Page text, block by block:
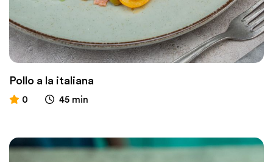
Pollo a la italiana
0 45 min